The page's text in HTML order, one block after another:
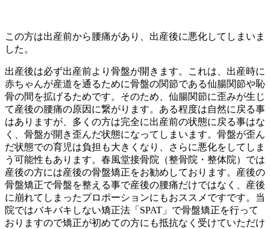
この方は出産前から腰痛があり、出産後に悪化してしまいま
した。
出産後は必ず出産前より骨盤が開きます。これは、出産時に
赤ちゃんが産道を通るために骨盤の関節である仙腸関節や恥
骨の間を拡げるためです。そのため、仙腸関節に歪みが生じ
て産後の腰痛の原因に繋がります。ある程度は自然に戻る事
はありますが、多くの方は完全に出産前の状態に戻る事はな
く、骨盤が開き歪んだ状態になってしまいます。骨盤が歪ん
だ状態での育児は負担も大きくなり、さらに悪化をしてしま
う可能性もあります。春風堂接骨院（整骨院・整体院）では
産後の方には産後の骨盤矯正をお勧めしております。産後の
骨盤矯正で骨盤を整える事で産後の腰痛だけではなく、産後
に崩れてしまったプロポーションにもおススメですです。当
院ではバキバキしない矯正法「SPAT」で骨盤矯正を行って
おりますので矯正が初めての方にも抵抗なく受けていただけ